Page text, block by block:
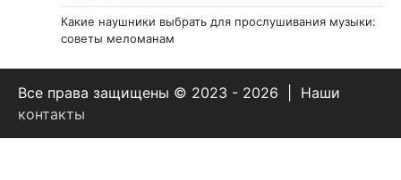
Какие наушники выбрать для прослушивания музыки:
советы меломанам
Все права защищены © 2023 - 2026 | Наши
контакты